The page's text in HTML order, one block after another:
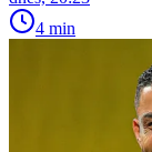
4 min